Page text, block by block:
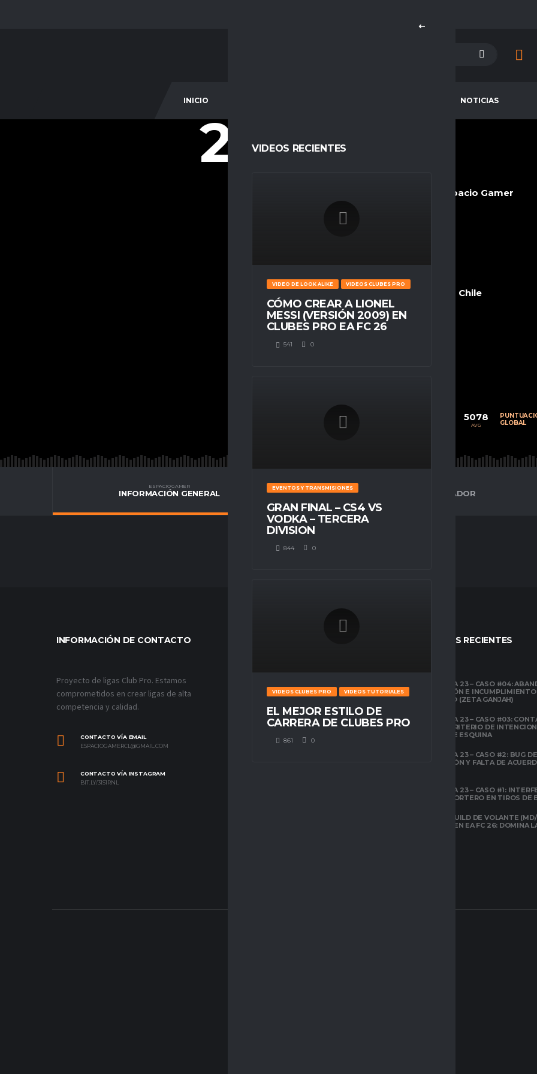
INICIO NOTICIAS
VIDEOS RECIENTES
VIDEO DE LOOK ALIKE VIDEOS CLUBES PRO
CÓMO CREAR A LIONEL
MESSI (VERSIÓN 2009) EN
CLUBES PRO EA FC 26
541 0
EVENTOS Y TRANSMISIONES
GRAN FINAL – CS4 VS
VODKA – TERCERA
DIVISION
844 0
VIDEOS CLUBES PRO VIDEOS TUTORIALES
EL MEJOR ESTILO DE
CARRERA DE CLUBES PRO
861 0
20 T_TGABOT_T
Ascension, Espacio Gamer
Temporada 23
Chile
CALIFICACIÓN
5078
AVG
GLOBAL
ESPACIO GAMER
INFORMACIÓN GENERAL ESTADÍSTICAS DEL JUGADOR
INFORMACIÓN DE CONTACTO
Proyecto de ligas Club Pro. Estamos
comprometidos en crear ligas de alta
competencia y calidad.
CONTACTO VÍA EMAIL
ESPACIOGAMERCL@GMAIL.COM
CONTACTO VÍA INSTAGRAM
BIT.LY/31S1RNL
ESPACIO GAMER
¿QUÉ ES CLUBES
PRO?
ENTRADAS RECIENTES
TEMPORADA 23 – CASO #04:
COMPETICIÓN E INCUMPLIMIENTO
ECONÓMICO (ZETA GANJAH)
TEMPORADA 23 – CASO #03:
EL ÁREA Y CRITERIO DE
EN TIROS DE ESQUINA
TEMPORADA 23 – CASO #2: BUG
DESCONEXIÓN Y FALTA DE
TEMPORADA 23 – CASO #1:
ILEGAL AL PORTERO EN TIROS DE
LA MEJOR BUILD DE VOLANTE
CARRILERO EN EA FC 26: DOMINA